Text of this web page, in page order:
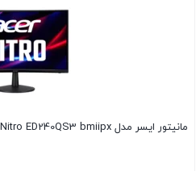
مانیتور ایسر مدل Nitro ED240QS3 bmiipx سایز 23.6 اینچ